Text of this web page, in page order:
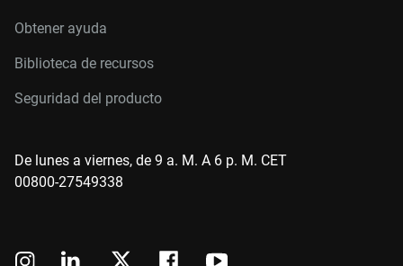
Obtener ayuda
Biblioteca de recursos
Seguridad del producto
De lunes a viernes, de 9 a. M. A 6 p. M. CET
00800-27549338